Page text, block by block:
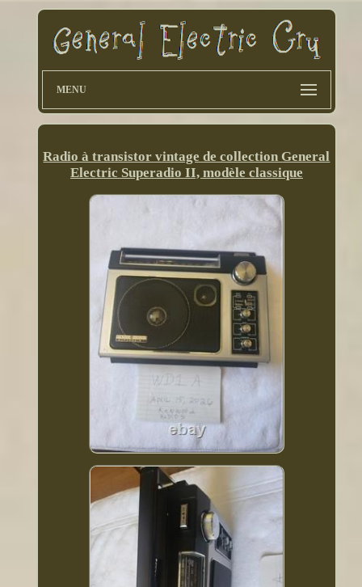
MENU
Radio à transistor vintage de collection General
Electric Superadio II, modèle classique